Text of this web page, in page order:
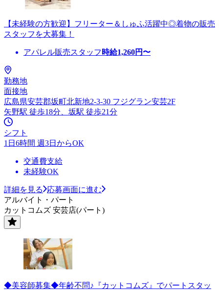
【未経験の方歓迎】フリーター＆しゅふ活躍中◎着物の販売
スタッフを大募集！
アパレル販売スタッフ 時給1,260円〜
勤務地
面接地
広島県安芸郡坂町北新地2-3-30 フジグラン安芸2F
矢野駅 徒歩18分、坂駅 徒歩21分
シフト
1日6時間 週3日からOK
交通費支給
未経験OK
詳細を見る
応募画面に進む
アルバイト・パート
カットコムズ 安芸店(パート)
◆美容師募集◆年齢不問♪『カットコムズ』でパートスタッ